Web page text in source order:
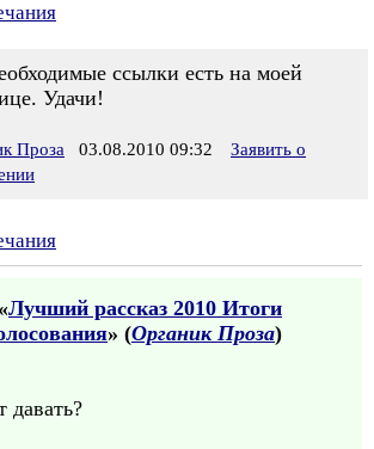
ссылки есть на моей
Удачи!
Проза 03.08.2010 09:32
Заявить о
Лучший рассказ 2010 Итоги
» (Органик Проза)
давать?